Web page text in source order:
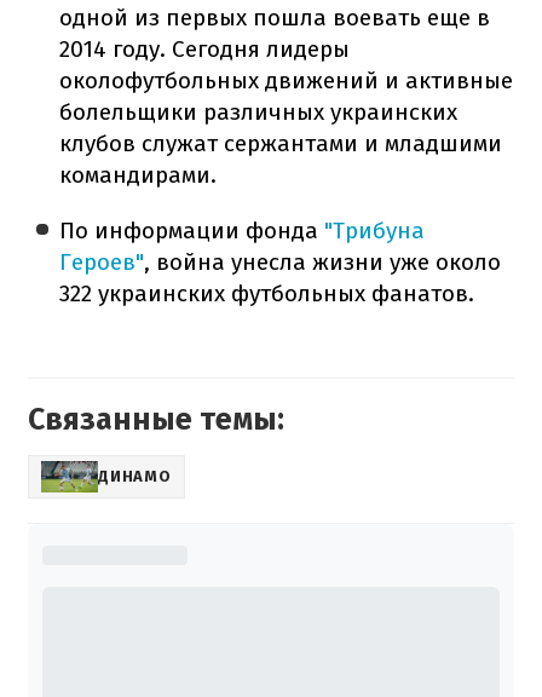
одной из первых пошла воевать еще в
2014 году. Сегодня лидеры
околофутбольных движений и активные
болельщики различных украинских
клубов служат сержантами и младшими
командирами.
По информации фонда "Трибуна
Героев", война унесла жизни уже около
322 украинских футбольных фанатов.
Связанные темы:
ДИНАМО